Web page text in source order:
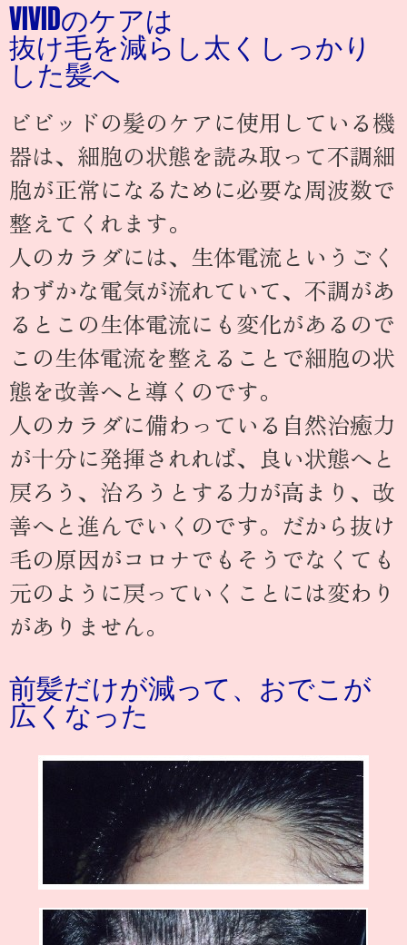
VIVIDのケアは
抜け毛を減らし太くしっかり
した髪へ
ビビッドの髪のケアに使用している機
器は、細胞の状態を読み取って不調細
胞が正常になるために必要な周波数で
整えてくれます。
人のカラダには、生体電流というごく
わずかな電気が流れていて、不調があ
るとこの生体電流にも変化があるので
この生体電流を整えることで細胞の状
態を改善へと導くのです。
人のカラダに備わっている自然治癒力
が十分に発揮されれば、良い状態へと
戻ろう、治ろうとする力が高まり、改
善へと進んでいくのです。だから抜け
毛の原因がコロナでもそうでなくても
元のように戻っていくことには変わり
がありません。
前髪だけが減って、おでこが
広くなった